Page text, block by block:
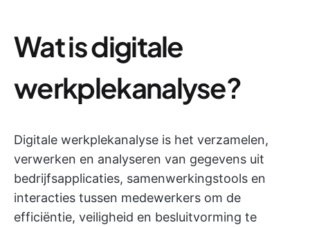
Wat is digitale
werkplekanalyse?
Digitale werkplekanalyse is het verzamelen,
verwerken en analyseren van gegevens uit
bedrijfsapplicaties, samenwerkingstools en
interacties tussen medewerkers om de
efficiëntie, veiligheid en besluitvorming te